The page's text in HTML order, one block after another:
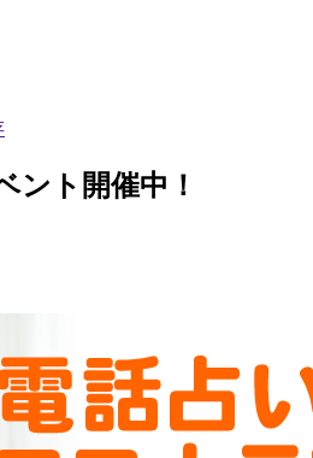
ント開催中！